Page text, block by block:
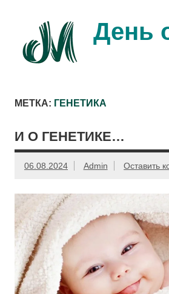
содержимому
День
МЕТКА: ГЕНЕТИКА
И О ГЕНЕТИКЕ…
06.08.2024 Admin Оставить